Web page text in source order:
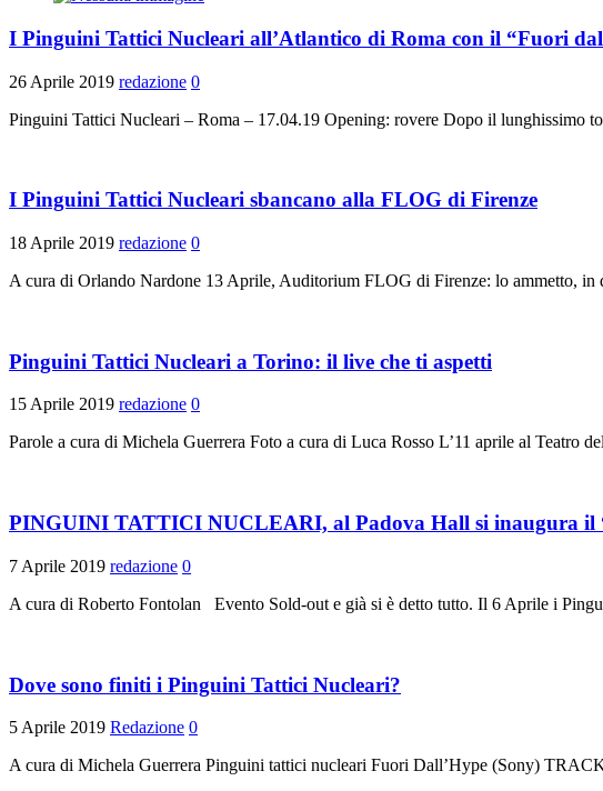
I Pinguini Tattici Nucleari all’Atlantico di Roma con il “Fuori
26 Aprile 2019 redazione 0
Pinguini Tattici Nucleari – Roma – 17.04.19 Opening: rovere Dopo il lunghissimo
I Pinguini Tattici Nucleari sbancano alla FLOG di Firenze
18 Aprile 2019 redazione 0
A cura di Orlando Nardone 13 Aprile, Auditorium FLOG di Firenze: lo ammetto, in
Pinguini Tattici Nucleari a Torino: il live che ti aspetti
15 Aprile 2019 redazione 0
Parole a cura di Michela Guerrera Foto a cura di Luca Rosso L’11 aprile al Teatro
PINGUINI TATTICI NUCLEARI, al Padova Hall si inaugura il
7 Aprile 2019 redazione 0
A cura di Roberto Fontolan Evento Sold-out e già si è detto tutto. Il 6 Aprile i
Dove sono finiti i Pinguini Tattici Nucleari?
5 Aprile 2019 Redazione 0
A cura di Michela Guerrera Pinguini tattici nucleari Fuori Dall’Hype (Sony)